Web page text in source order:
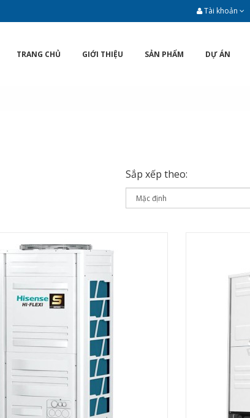
Tài khoản
TRANG CHỦ GIỚI THIỆU SẢN PHẨM DỰ ÁN
Sắp xếp theo: